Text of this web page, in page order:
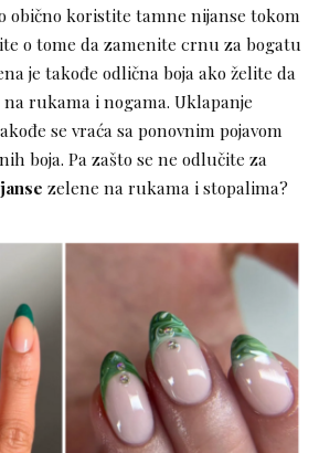
obično koristite tamne nijanse tokom
o tome da zamenite crnu za bogatu
je takođe odlična boja ako želite da
rukama i nogama. Uklapanje
se vraća sa ponovnim pojavom
boja. Pa zašto se ne odlučite za
zelene na rukama i stopalima?